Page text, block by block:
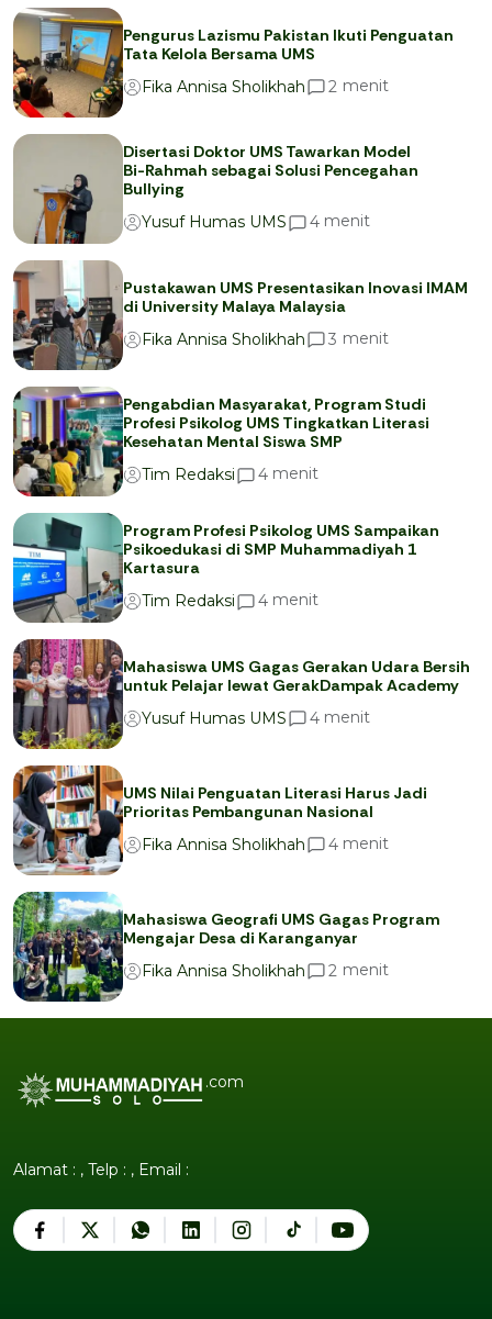
Pengurus Lazismu Pakistan Ikuti Penguatan
Tata Kelola Bersama UMS
Fika Annisa Sholikhah
2 menit
Disertasi Doktor UMS Tawarkan Model
Bi-Rahmah sebagai Solusi Pencegahan
Bullying
Yusuf Humas UMS
4 menit
Pustakawan UMS Presentasikan Inovasi IMAM
di University Malaya Malaysia
Fika Annisa Sholikhah
3 menit
Pengabdian Masyarakat, Program Studi
Profesi Psikolog UMS Tingkatkan Literasi
Kesehatan Mental Siswa SMP
Tim Redaksi
4 menit
Program Profesi Psikolog UMS Sampaikan
Psikoedukasi di SMP Muhammadiyah 1
Kartasura
Tim Redaksi
4 menit
Mahasiswa UMS Gagas Gerakan Udara Bersih
untuk Pelajar lewat GerakDampak Academy
Yusuf Humas UMS
4 menit
UMS Nilai Penguatan Literasi Harus Jadi
Prioritas Pembangunan Nasional
Fika Annisa Sholikhah
4 menit
Mahasiswa Geografi UMS Gagas Program
Mengajar Desa di Karanganyar
Fika Annisa Sholikhah
2 menit
.com
Alamat : , Telp : , Email :